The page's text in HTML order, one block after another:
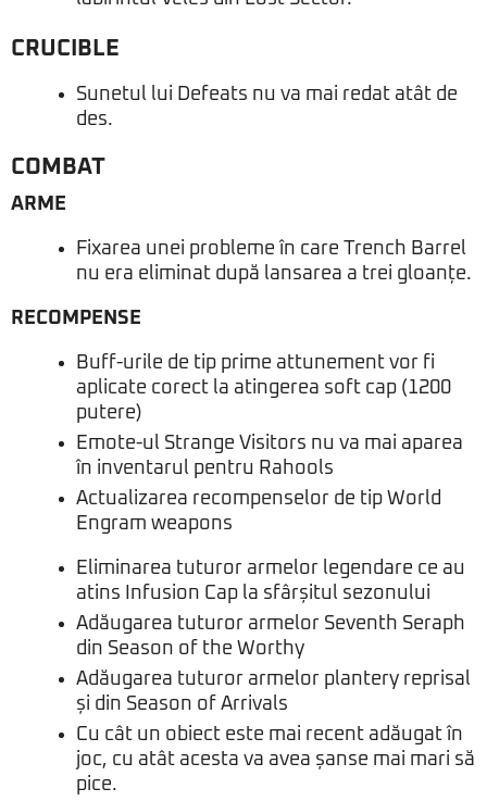
CRUCIBLE
Sunetul lui Defeats nu va mai redat atât de
des.
COMBAT
ARME
Fixarea unei probleme în care Trench Barrel
nu era eliminat după lansarea a trei gloanțe.
RECOMPENSE
Buff-urile de tip prime attunement vor fi
aplicate corect la atingerea soft cap (1200
putere)
Emote-ul Strange Visitors nu va mai aparea
în inventarul pentru Rahools
Actualizarea recompenselor de tip World
Engram weapons
Eliminarea tuturor armelor legendare ce au
atins Infusion Cap la sfârșitul sezonului
Adăugarea tuturor armelor Seventh Seraph
din Season of the Worthy
Adăugarea tuturor armelor plantery reprisal
și din Season of Arrivals
Cu cât un obiect este mai recent adăugat în
joc, cu atât acesta va avea șanse mai mari să
pice.